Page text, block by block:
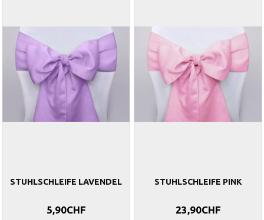
STUHLSCHLEIFE LAVENDEL
5,90CHF
STUHLSCHLEIFE PINK
23,90CHF